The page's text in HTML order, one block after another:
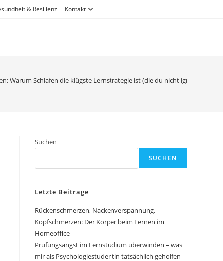
& Resilienz Kontakt
Warum Schlafen die klügste Lernstrategie ist (die du nicht ignorieren
Suchen
SUCHEN
Letzte Beiträge
Rückenschmerzen, Nackenverspannung,
Kopfschmerzen: Der Körper beim Lernen im
Homeoffice
Prüfungsangst im Fernstudium überwinden – was
mir als Psychologiestudentin tatsächlich geholfen